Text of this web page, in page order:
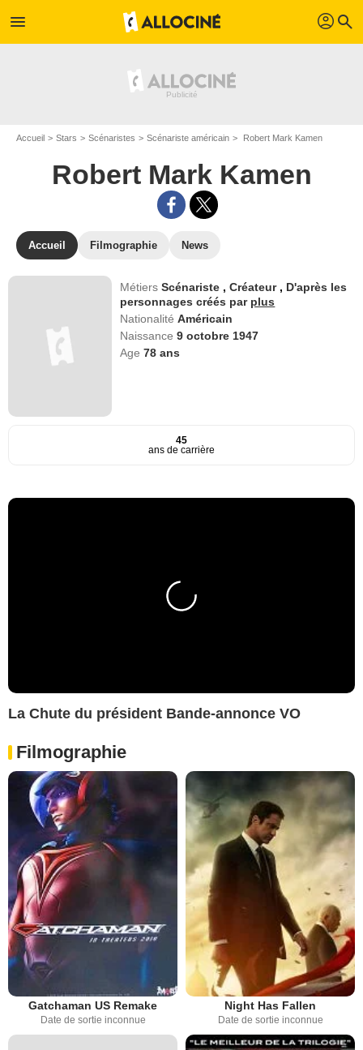
menu profil search
Accueil Stars Scénaristes Scénariste américain Robert Mark Kamen
Robert Mark Kamen
Accueil Filmographie News
MétiersScénariste ,Créateur , D'après les
personnages créés par plus
NationalitéAméricain
Naissance9 octobre 1947
Age78 ans
45
ans de carrière
La Chute du président Bande-annonce VO
Filmographie
Gatchaman US Remake
Date de sortie inconnue
Night Has Fallen
Date de sortie inconnue